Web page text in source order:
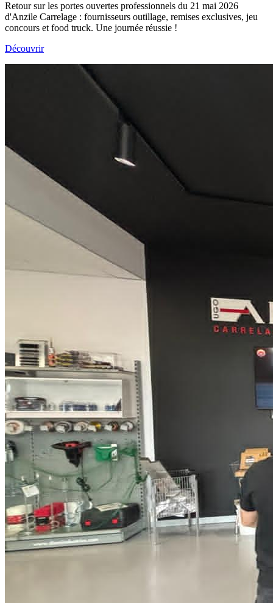
Retour sur les portes ouvertes professionnels du 21 mai 2026
d'Anzile Carrelage : fournisseurs outillage, remises exclusives, jeu
concours et food truck. Une journée réussie !
Découvrir